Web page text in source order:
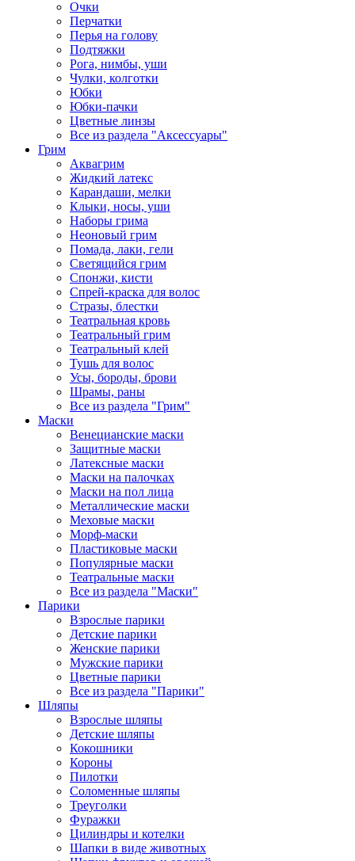
Очки
Перчатки
Перья на голову
Подтяжки
Рога, нимбы, уши
Чулки, колготки
Юбки
Юбки-пачки
Цветные линзы
Все из раздела "Аксессуары"
Грим
Аквагрим
Жидкий латекс
Карандаши, мелки
Клыки, носы, уши
Наборы грима
Неоновый грим
Помада, лаки, гели
Светящийся грим
Спонжи, кисти
Спрей-краска для волос
Стразы, блестки
Театральная кровь
Театральный грим
Театральный клей
Тушь для волос
Усы, бороды, брови
Шрамы, раны
Все из раздела "Грим"
Маски
Венецианские маски
Защитные маски
Латексные маски
Маски на палочках
Маски на пол лица
Металлические маски
Меховые маски
Морф-маски
Пластиковые маски
Популярные маски
Театральные маски
Все из раздела "Маски"
Парики
Взрослые парики
Детские парики
Женские парики
Мужские парики
Цветные парики
Все из раздела "Парики"
Шляпы
Взрослые шляпы
Детские шляпы
Кокошники
Короны
Пилотки
Соломенные шляпы
Треуголки
Фуражки
Цилиндры и котелки
Шапки в виде животных